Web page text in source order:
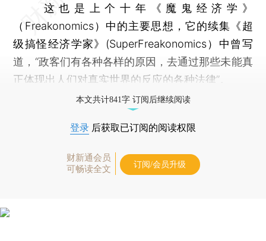
这也是上个十年《魔鬼经济学》
（Freakonomics）中的主要思想，它的续集《超
级搞怪经济学家》(SuperFreakonomics）中曾写
道，“政客们有各种各样的原因，去通过那些未能真
正体现出人们对真实世界的反应的各种法律”。
本文共计841字 订阅后继续阅读
登录 后获取已订阅的阅读权限
财新通会员
可畅读全文
订阅/会员升级